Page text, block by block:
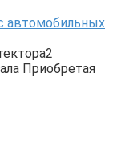
автомобильных
Приобретая